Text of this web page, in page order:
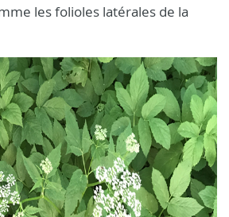
les folioles latérales de la